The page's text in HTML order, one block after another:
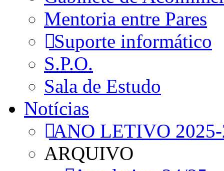
Mentoria entre Pares
Suporte informático
S.P.O.
Sala de Estudo
Notícias
ANO LETIVO
ARQUIVO